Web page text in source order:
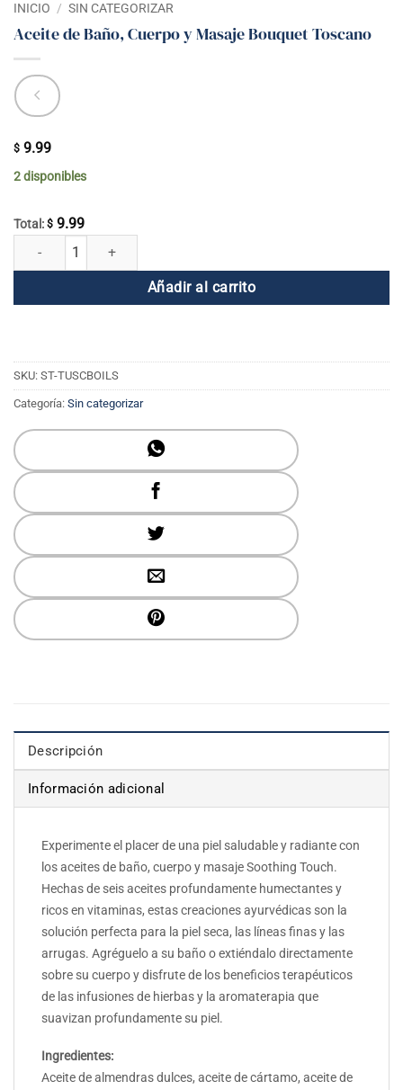
INICIO / SIN CATEGORIZAR
Aceite de Baño, Cuerpo y Masaje Bouquet Toscano
$ 9.99
2 disponibles
Total: $ 9.99
Aceite de Baño, Cuerpo y Masaje Bouquet Toscano cantidad
Añadir al carrito
SKU: ST-TUSCBOILS
Categoría: Sin categorizar
Descripción
Información adicional
Experimente el placer de una piel saludable y radiante con
los aceites de baño, cuerpo y masaje Soothing Touch.
Hechas de seis aceites profundamente humectantes y
ricos en vitaminas, estas creaciones ayurvédicas son la
solución perfecta para la piel seca, las líneas finas y las
arrugas. Agréguelo a su baño o extiéndalo directamente
sobre su cuerpo y disfrute de los beneficios terapéuticos
de las infusiones de hierbas y la aromaterapia que
suavizan profundamente su piel.
Ingredientes:
Aceite de almendras dulces, aceite de cártamo, aceite de